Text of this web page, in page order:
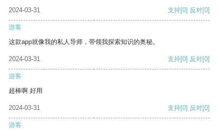
2024-03-31 支持[0] 反对[0]
游客
这款app就像我的私人导师，带领我探索知识的奥秘。
2024-03-31 支持[0] 反对[0]
游客
超棒啊 好用
2024-03-31 支持[0] 反对[0]
游客